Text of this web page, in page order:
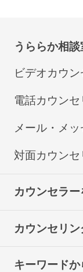
うららか相
ビデオカウ
電話カウン
メール・メ
対面カウンセ
カウンセラ
カウンセリ
キーワードか